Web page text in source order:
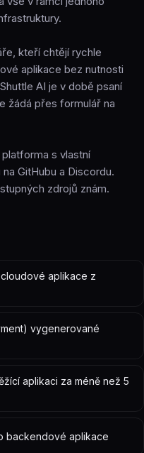
kteří chtějí rychle
aplikace bez nutnosti
AI je v době psaní
žádá přes formulář na
s vlastní
GitHubu a Discordu.
zdrojů znám.
aplikace z
vygenerované
aplikaci za méně než 5
backendové aplikace